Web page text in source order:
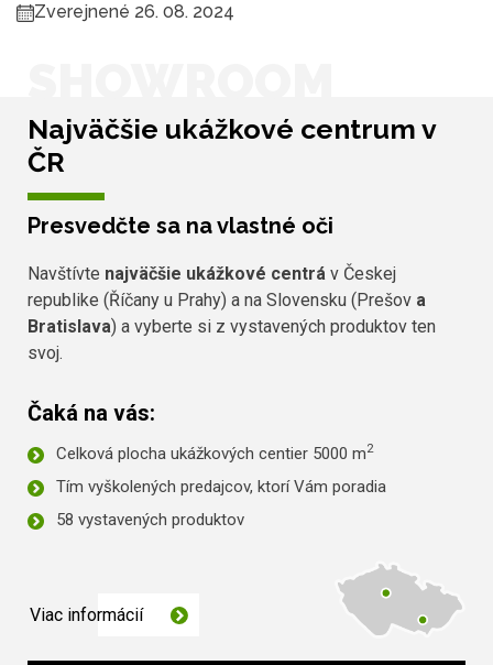
Zverejnené 26. 08. 2024
Najväčšie ukážkové centrum v
ČR
Presvedčte sa na vlastné oči
Navštívte najväčšie ukážkové centrá v Českej
republike (Říčany u Prahy) a na Slovensku (Prešov a
Bratislava) a vyberte si z vystavených produktov ten
svoj.
Čaká na vás:
Celková plocha ukážkových centier 5000 m2
Tím vyškolených predajcov, ktorí Vám poradia
58 vystavených produktov
Viac informácií